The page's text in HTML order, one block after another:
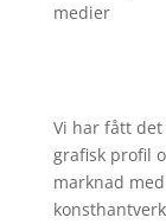
medier
Vi har fått
grafisk profil
marknad